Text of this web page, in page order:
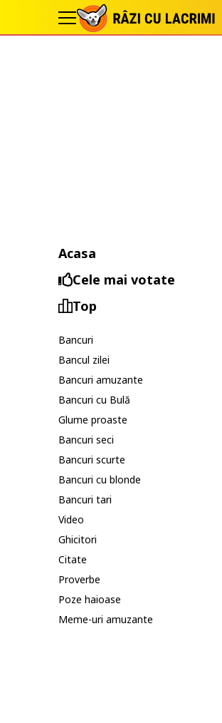
Acasa
Cele mai votate
Top
Bancuri
Bancul zilei
Bancuri amuzante
Bancuri cu Bulă
Glume proaste
Bancuri seci
Bancuri scurte
Bancuri cu blonde
Bancuri tari
Video
Ghicitori
Citate
Proverbe
Poze haioase
Meme-uri amuzante